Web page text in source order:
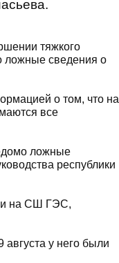
тяжкого
ложные сведения о
о том, что на
все
ложные
республики
на СШ ГЭС,
у него были